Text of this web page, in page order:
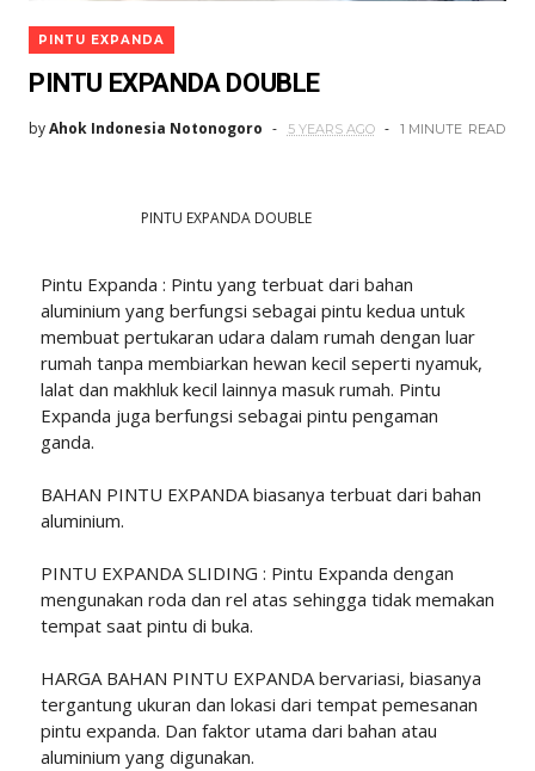
PINTU EXPANDA
PINTU EXPANDA DOUBLE
byAhok Indonesia Notonogoro 5 YEARS AGO 1 MINUTE READ
PINTU EXPANDA DOUBLE
Pintu Expanda : Pintu yang terbuat dari bahan
aluminium yang berfungsi sebagai pintu kedua untuk
membuat pertukaran udara dalam rumah dengan luar
rumah tanpa membiarkan hewan kecil seperti nyamuk,
lalat dan makhluk kecil lainnya masuk rumah. Pintu
Expanda juga berfungsi sebagai pintu pengaman
ganda.
BAHAN PINTU EXPANDA biasanya terbuat dari bahan
aluminium.
PINTU EXPANDA SLIDING : Pintu Expanda dengan
mengunakan roda dan rel atas sehingga tidak memakan
tempat saat pintu di buka.
HARGA BAHAN PINTU EXPANDA bervariasi, biasanya
tergantung ukuran dan lokasi dari tempat pemesanan
pintu expanda. Dan faktor utama dari bahan atau
aluminium yang digunakan.